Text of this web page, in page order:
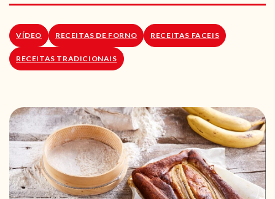
RECEITAS VEGGIE
SOBRE NÓS
LOJA ONLINE
VÍDEO RECEITAS DE FORNO RECEITAS FACEIS
RECEITAS TRADICIONAIS